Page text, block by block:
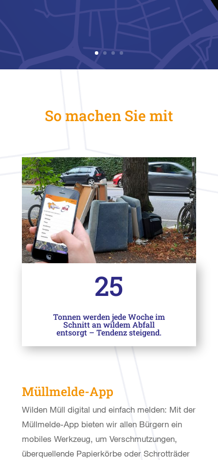
So machen Sie mit
25
Tonnen werden jede Woche im
Schnitt an wildem Abfall
entsorgt – Tendenz steigend.
Müllmelde-App
Wilden Müll digital und einfach melden: Mit der
Müllmelde-App bieten wir allen Bürgern ein
mobiles Werkzeug, um Verschmutzungen,
überquellende Papierkörbe oder Schrotträder